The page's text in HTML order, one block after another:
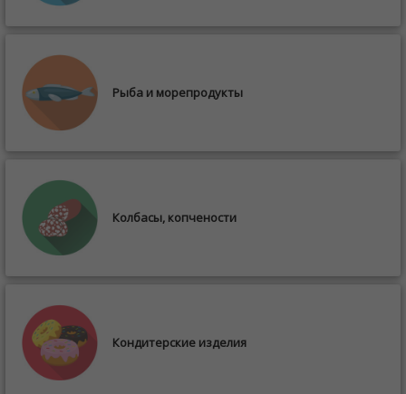
Рыба и морепродукты
Колбасы, копчености
Кондитерские изделия